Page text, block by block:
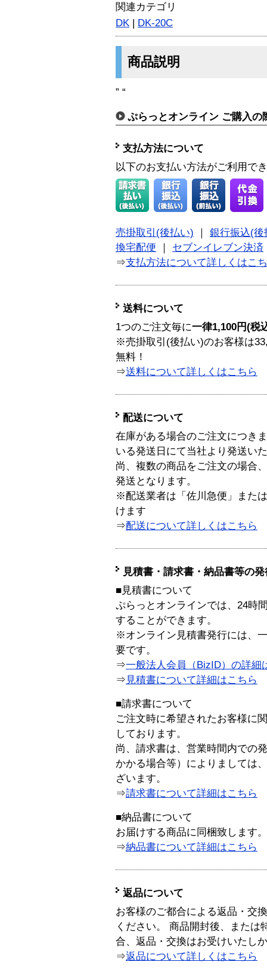
関連カテゴリ
DK | DK-20C
商品説明
” “
ぷらっとオンライン ご購入の
支払方法について
以下のお支払い方法がご利用で
売掛取引(後払い)
銀行振込(後
換宅配便
セブンイレブン決済
⇒支払方法について詳しくはこ
送料について
1つのご注文毎に一律1,100円(税
※売掛取引(後払い)のお客様は
無料！
⇒送料について詳しくはこちら
配送について
在庫がある場合のご注文につき
いる発送日にて当社より発送い
尚、複数の商品をご注文の場合
発送となります。
※配送業者は「佐川急便」また
けます
⇒配送について詳しくはこちら
見積書・請求書・納品書等の
■見積書について
ぷらっとオンラインでは、24時
することができます。
※オンライン見積書発行には、
要です。
⇒一般法人会員（BizID）の詳細
⇒ 見積書について詳細はこちら
■請求書について
ご注文時に希望されたお客様に
しております。
尚、請求書は、営業時間内での
かかる場合等）によりましては
ざいます。
⇒請求書について詳細はこちら
■納品書について
お届けする商品に同梱致します。
⇒納品書について詳細はこちら
返品について
お客様のご都合による返品・交
ください。 商品開封後、または
合、返品・交換はお受けいたし
⇒返品について詳しくはこちら